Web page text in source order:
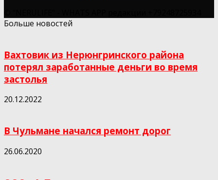
Больше новостей
Вахтовик из Нерюнгринского района
потерял заработанные деньги во время
застолья
20.12.2022
В Чульмане начался ремонт дорог
26.06.2020